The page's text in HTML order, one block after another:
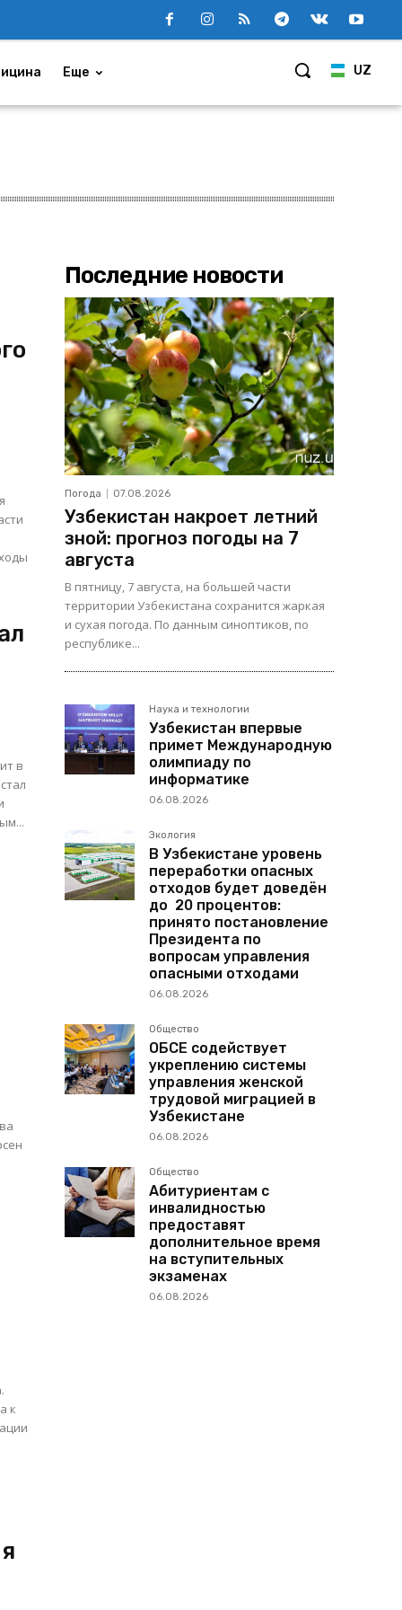
UZ
Еще
в
к
Последние новости
Погода 07.08.2026
Узбекистан накроет летний
зной: прогноз погоды на 7
августа
В пятницу, 7 августа, на большей части
территории Узбекистана сохранится жаркая
и сухая погода. По данным синоптиков, по
республике...
Наука и технологии
Узбекистан впервые
примет Международную
олимпиаду по
информатике
06.08.2026
Экология
В Узбекистане уровень
переработки опасных
отходов будет доведён
до 20 процентов:
принято постановление
Президента по
вопросам управления
опасными отходами
06.08.2026
Общество
ОБСЕ содействует
укреплению системы
управления женской
трудовой миграцией в
Узбекистане
06.08.2026
Общество
Абитуриентам с
инвалидностью
предоставят
дополнительное время
на вступительных
экзаменах
06.08.2026